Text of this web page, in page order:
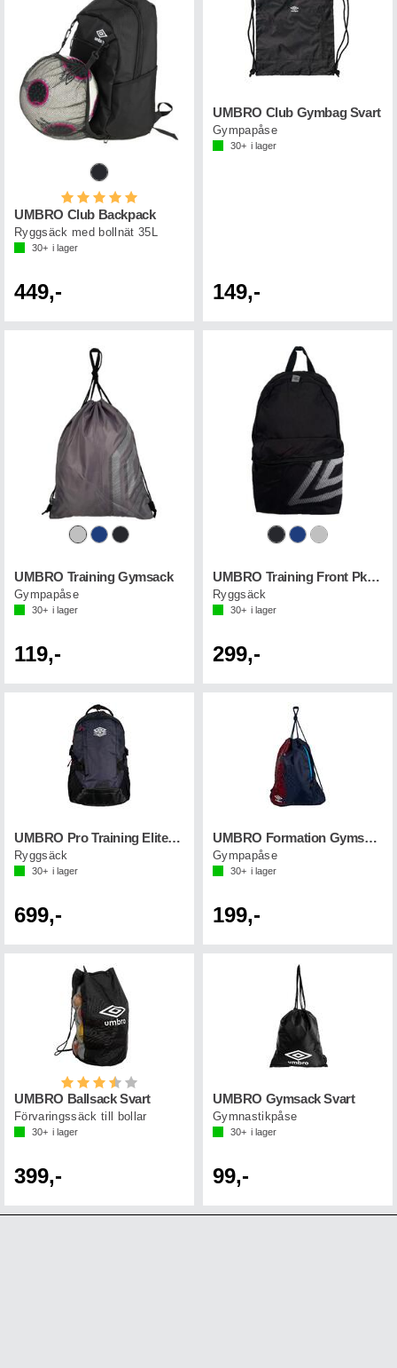
Betyg:
UMBRO Club Backpack
Ryggsäck med bollnät 35L
30+ i lager
449,-
UMBRO Club Gymbag Svart
Gympapåse
30+ i lager
149,-
UMBRO Training Gymsack
Gympapåse
30+ i lager
119,-
UMBRO Training Front Pkt Backpack
Ryggsäck
30+ i lager
299,-
UMBRO Pro Training Elite Backpack Marin
Ryggsäck
30+ i lager
699,-
UMBRO Formation Gymsack Marin
Gympapåse
30+ i lager
199,-
Betyg:
UMBRO Ballsack Svart
Förvaringssäck till bollar
30+ i lager
399,-
UMBRO Gymsack Svart
Gymnastikpåse
30+ i lager
99,-